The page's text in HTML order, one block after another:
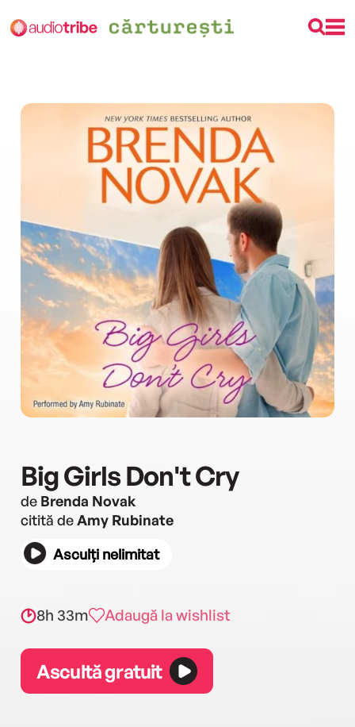
Big Girls Don't Cry
de Brenda Novak
citită deAmy Rubinate
Asculți nelimitat
8h 33m Adaugă la wishlist
Ascultă gratuit